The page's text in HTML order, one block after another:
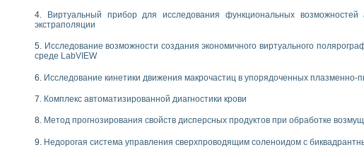
работы «Имитационное моделирование погрешностей канала измерения
национального проекта «Образование» технологий NATIONAL INSTRUMENTS в
решателей обыкновенных дифференциальных уравнений инструментальных систем
практикумов на кафедре информационных систем МИРЭА
практикума по электронике кафедры информационных систем МИРЭА
по электротехнике в среде MULTISIM
«Технологии NATIONAL INSTRUMENTS» в ростовском колледже связи и
Виртуальный прибор для исследования функциональных возможностей
экстраполяции
Исследование возможности создания экономичного виртуального
среде LabVIEW
Исследование кинетики движения макрочастиц в упорядоченных плазменно-
Комплекс автоматизированной диагностики крови
Метод прогнозирования свойств дисперсных продуктов при обработке
Недорогая система управления сверхпроводящим соленоидом с